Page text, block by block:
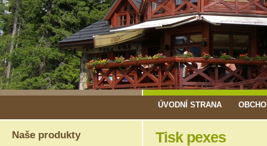
ÚVODNÍ STRANA
Naše produkty Tisk pexes